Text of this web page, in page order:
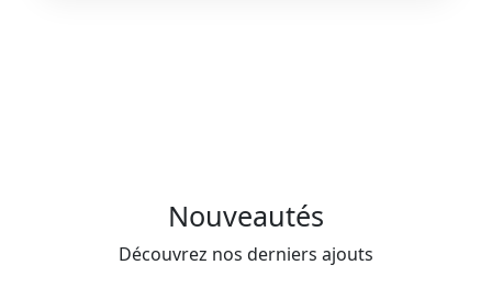
Nouveautés
Découvrez nos derniers ajouts